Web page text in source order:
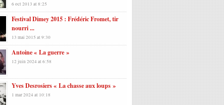
6 oct 2013 at 8:25
Festival Dimey 2015 : Frédéric Fromet, tir
nourri ...
13 mai 2015 at 9:30
Antoine « La guerre »
12 juin 2024 at 6:58
Yves Desrosiers « La chasse aux loups »
1 mar 2024 at 10:18